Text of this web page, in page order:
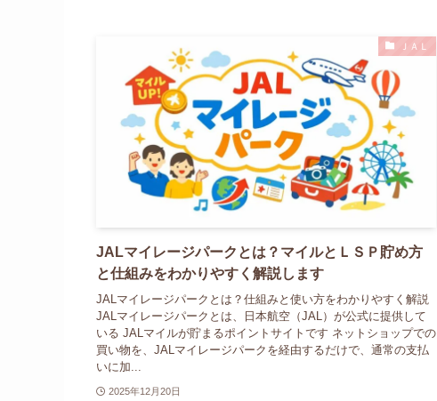
ＪＡＬ
JALマイレージパークとは？マイルとＬＳＰ貯め方
と仕組みをわかりやすく解説します
JALマイレージパークとは？仕組みと使い方をわかりやすく解説
JALマイレージパークとは、日本航空（JAL）が公式に提供して
いる JALマイルが貯まるポイントサイトです ネットショップでの
買い物を、JALマイレージパークを経由するだけで、通常の支払
いに加...
2025年12月20日